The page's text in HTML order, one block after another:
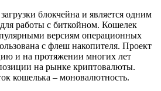
блокчейна и является одним
работы с биткойном. Кошелек
версиям операционных
с флеш накопителя. Проект
и на протяжении многих лет
на рынке криптовалюты.
кошелька – моновалютность.